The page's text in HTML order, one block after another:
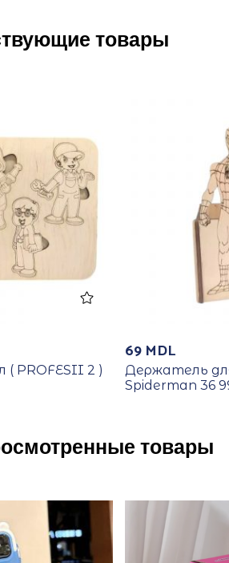
товары
PROFESII 2 )
69 MDL
Держатель
Spiderman 36
товары